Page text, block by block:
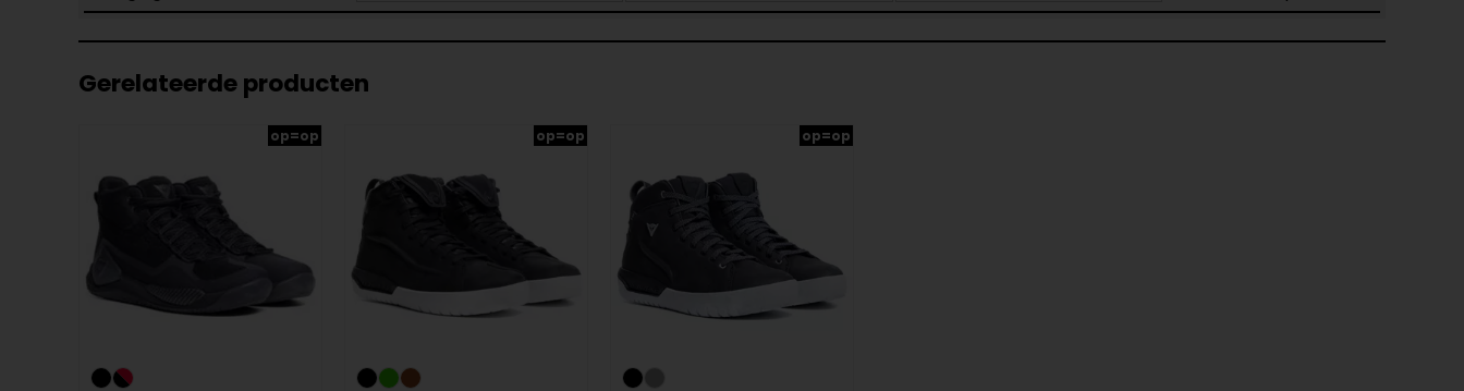
Gerelateerde producten
op=op op=op op=op